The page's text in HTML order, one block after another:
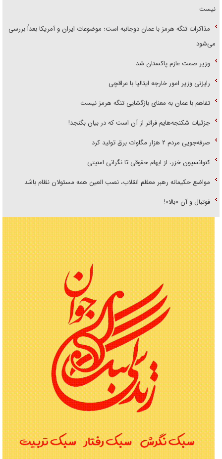
نیست
مذاکرات تنگه هرمز با عمان دوجانبه است؛ موضوعات ایران و آمریکا بعداً بررسی
می‌شود
وزیر صمت عازم پاکستان شد
رایزنی وزیر امور خارجه ایتالیا با عراقچی
تفاهم با عمان به معنای بازگشایی تنگه هرمز نیست
جزئیات شکنجه‌هایم فراتر از آن است که در بیان بگنجد!
صرفه‌جویی مردم ۲ هزار مگاوات برق تولید کرد
کنوانسیون خزر، از ابهام حقوقی تا نگرانی امنیتی
مواضع حکیمانه رهبر معظم انقلاب، نصب العین همه مسئولان نظام باشد
فوتبال و آن «بالا»!